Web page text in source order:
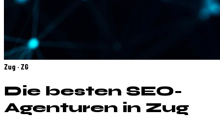
Zug · ZG
Die besten SEO-
Agenturen in Zug